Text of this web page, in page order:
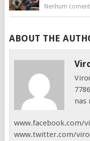
Nenhum
ABOUT THE
nas
www.facebook.com/
www.twitter.com/